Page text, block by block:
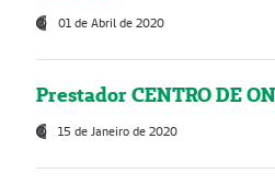
01 de Abril de 2020
Prestador CENTRO DE
15 de Janeiro de 2020